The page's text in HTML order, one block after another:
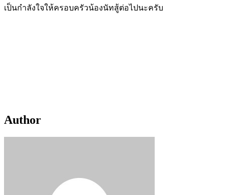
เป็นกำลังใจให้ครอบครัวน้องนัทสู้ต่อไปนะครับ
Author